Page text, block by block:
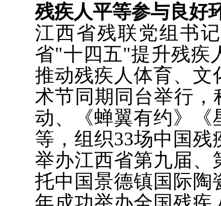
残疾人平等参与良好
江西省残联党组书
省"十四五"提升残疾
推动残疾人体育、文
术节同期同台举行
动、《蝉翼有约》《
等，组织33场中国
举办江西省第九届、
托中国景德镇国际陶